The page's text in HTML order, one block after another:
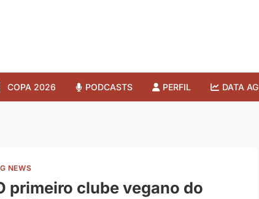
COPA 2026 PODCASTS PERFIL DATA AG
NEWS
primeiro clube vegano do